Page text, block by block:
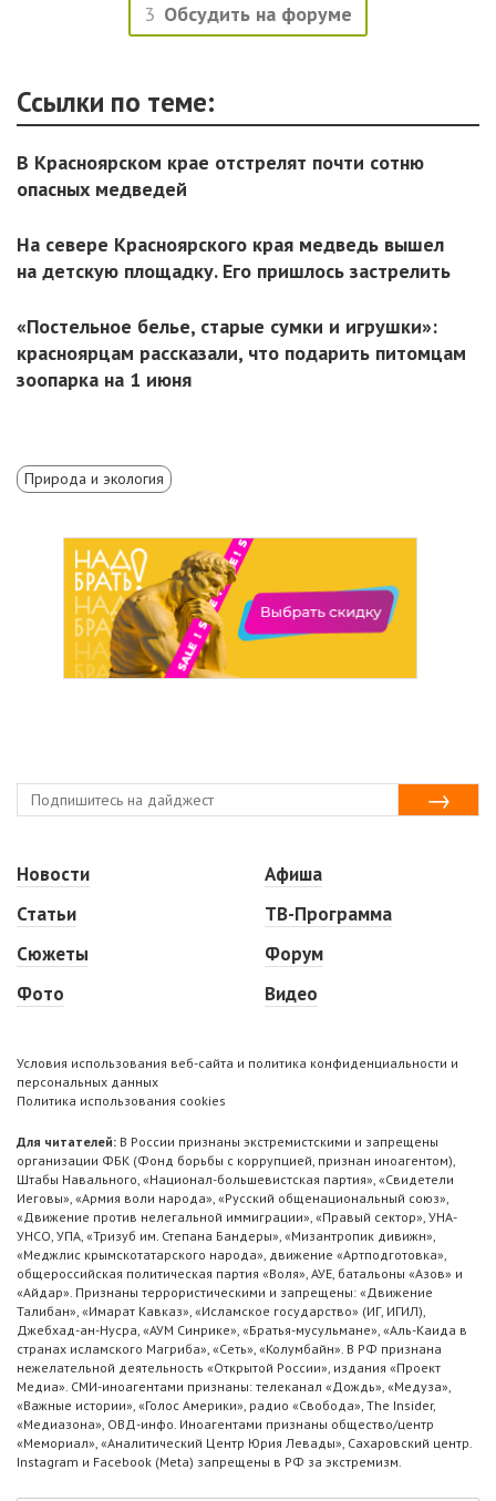
3 Обсудить на форуме
Ссылки по теме:
В Красноярском крае отстрелят почти сотню
опасных медведей
На севере Красноярского края медведь вышел
на детскую площадку. Его пришлось застрелить
«Постельное белье, старые сумки и игрушки»:
красноярцам рассказали, что подарить питомцам
зоопарка на 1 июня
Природа и экология
Новости
Статьи
Сюжеты
Фото
Афиша
ТВ-Программа
Форум
Видео
Условия использования веб-сайта и политика конфиденциальности и
персональных данных
Политика использования cookies
Для читателей: В России признаны экстремистскими и запрещены
организации ФБК (Фонд борьбы с коррупцией, признан иноагентом),
Штабы Навального, «Национал-большевистская партия», «Свидетели
Иеговы», «Армия воли народа», «Русский общенациональный союз»,
«Движение против нелегальной иммиграции», «Правый сектор», УНА-
УНСО, УПА, «Тризуб им. Степана Бандеры», «Мизантропик дивижн»,
«Меджлис крымскотатарского народа», движение «Артподготовка»,
общероссийская политическая партия «Воля», АУЕ, батальоны «Азов» и
«Айдар». Признаны террористическими и запрещены: «Движение
Талибан», «Имарат Кавказ», «Исламское государство» (ИГ, ИГИЛ),
Джебхад-ан-Нусра, «АУМ Синрике», «Братья-мусульмане», «Аль-Каида в
странах исламского Магриба», «Сеть», «Колумбайн». В РФ признана
нежелательной деятельность «Открытой России», издания «Проект
Медиа». СМИ-иноагентами признаны: телеканал «Дождь», «Медуза»,
«Важные истории», «Голос Америки», радио «Свобода», The Insider,
«Медиазона», ОВД-инфо. Иноагентами признаны общество/центр
«Мемориал», «Аналитический Центр Юрия Левады», Сахаровский центр.
Instagram и Facebook (Metа) запрещены в РФ за экстремизм.